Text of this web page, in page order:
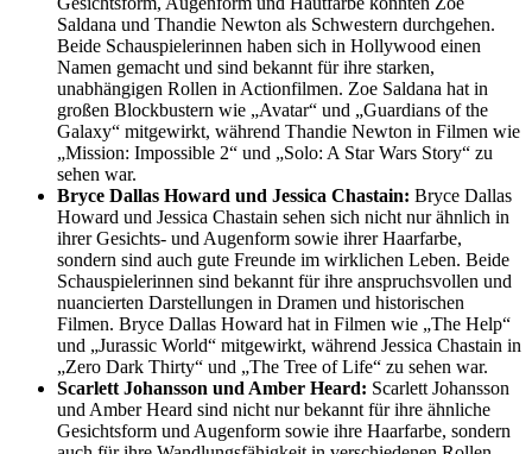
Saldana und Thandie Newton als Schwestern durchgehen.
Beide Schauspielerinnen haben sich in Hollywood einen
Namen gemacht und sind bekannt für ihre starken,
unabhängigen Rollen in Actionfilmen. Zoe Saldana hat in
großen Blockbustern wie „Avatar“ und „Guardians of the
Galaxy“ mitgewirkt, während Thandie Newton in Filmen wie
„Mission: Impossible 2“ und „Solo: A Star Wars Story“ zu
sehen war.
Bryce Dallas Howard und Jessica Chastain: Bryce Dallas
Howard und Jessica Chastain sehen sich nicht nur ähnlich in
ihrer Gesichts- und Augenform sowie ihrer Haarfarbe,
sondern sind auch gute Freunde im wirklichen Leben. Beide
Schauspielerinnen sind bekannt für ihre anspruchsvollen und
nuancierten Darstellungen in Dramen und historischen
Filmen. Bryce Dallas Howard hat in Filmen wie „The Help“
und „Jurassic World“ mitgewirkt, während Jessica Chastain in
„Zero Dark Thirty“ und „The Tree of Life“ zu sehen war.
Scarlett Johansson und Amber Heard: Scarlett Johansson
und Amber Heard sind nicht nur bekannt für ihre ähnliche
Gesichtsform und Augenform sowie ihre Haarfarbe, sondern